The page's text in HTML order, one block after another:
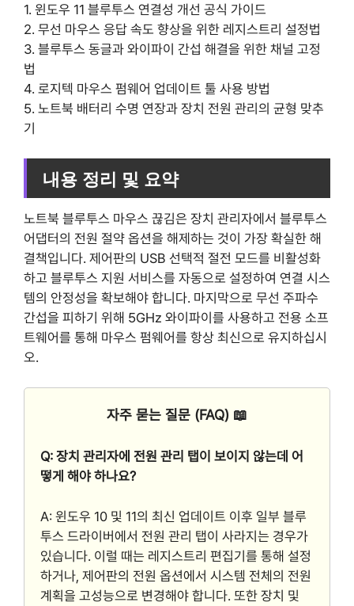
1. 윈도우 11 블루투스 연결성 개선 공식 가이드
2. 무선 마우스 응답 속도 향상을 위한 레지스트리 설정법
3. 블루투스 동글과 와이파이 간섭 해결을 위한 채널 고정
법
4. 로지텍 마우스 펌웨어 업데이트 툴 사용 방법
5. 노트북 배터리 수명 연장과 장치 전원 관리의 균형 맞추
기
내용 정리 및 요약
노트북 블루투스 마우스 끊김은 장치 관리자에서 블루투스
어댑터의 전원 절약 옵션을 해제하는 것이 가장 확실한 해
결책입니다. 제어판의 USB 선택적 절전 모드를 비활성화
하고 블루투스 지원 서비스를 자동으로 설정하여 연결 시스
템의 안정성을 확보해야 합니다. 마지막으로 무선 주파수
간섭을 피하기 위해 5GHz 와이파이를 사용하고 전용 소프
트웨어를 통해 마우스 펌웨어를 항상 최신으로 유지하십시
오.
자주 묻는 질문 (FAQ) 📖
Q: 장치 관리자에 전원 관리 탭이 보이지 않는데 어
떻게 해야 하나요?
A: 윈도우 10 및 11의 최신 업데이트 이후 일부 블루
투스 드라이버에서 전원 관리 탭이 사라지는 경우가
있습니다. 이럴 때는 레지스트리 편집기를 통해 설정
하거나, 제어판의 전원 옵션에서 시스템 전체의 전원
계획을 고성능으로 변경해야 합니다. 또한 장치 및